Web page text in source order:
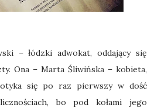
– łódzki adwokat, oddający się
Ona – Marta Śliwińska – kobieta,
się po raz pierwszy w dość
bo pod kołami jego